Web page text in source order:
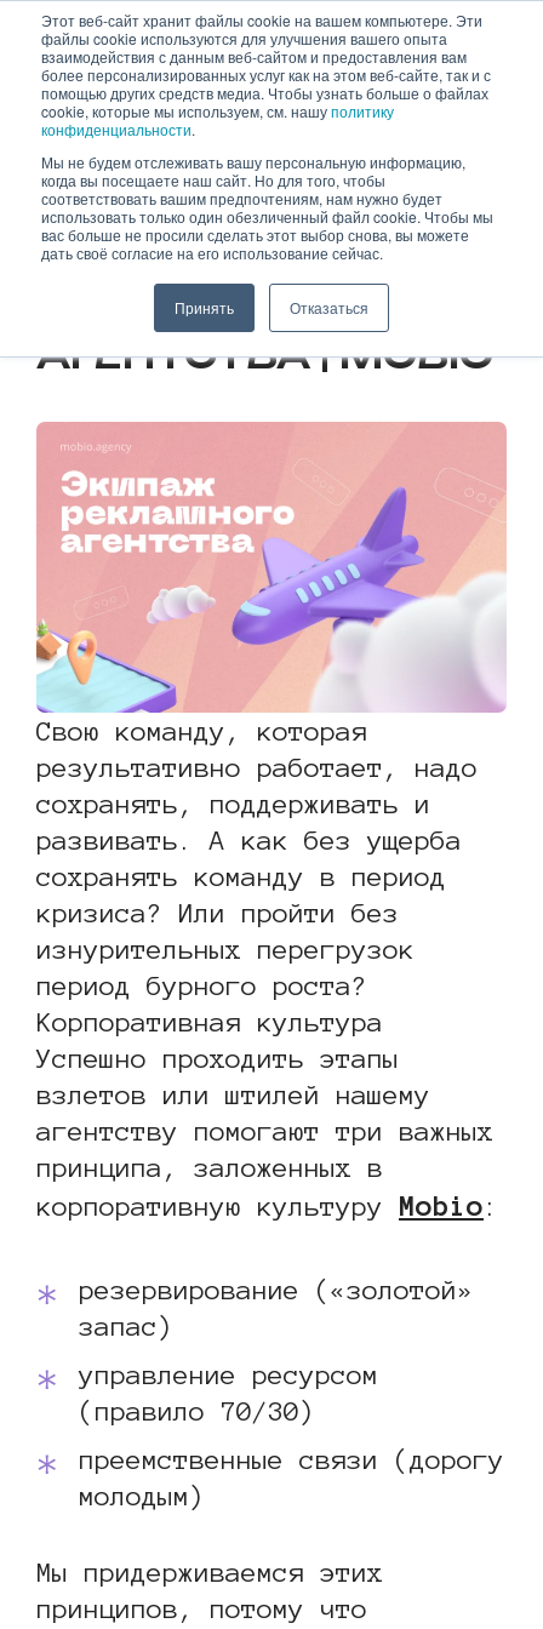
Этот веб-сайт хранит файлы cookie на вашем компьютере. Эти
файлы cookie используются для улучшения вашего опыта
взаимодействия с данным веб-сайтом и предоставления вам
более персонализированных услуг как на этом веб-сайте, так и с
помощью других средств медиа. Чтобы узнать больше о файлах
cookie, которые мы используем, см. нашуполитику
конфиденциальности.
Мы не будем отслеживать вашу персональную информацию,
когда вы посещаете наш сайт. Но для того, чтобы
соответствовать вашим предпочтениям, нам нужно будет
использовать только один обезличенный файл cookie. Чтобы мы
вас больше не просили сделать этот выбор снова, вы можете
дать своё согласие на его использование сейчас.
Принять Отказаться
Skip
content
27.09.2023
ЭКИПАЖ
РЕКЛАМНОГО
АГЕНТСТВА | MOBIO
Свою команду, которая
результативно работает, надо
сохранять, поддерживать и
развивать. А как без ущерба
сохранять команду в период
кризиса? Или пройти без
изнурительных перегрузок
период бурного роста?
Корпоративная культура
Успешно проходить этапы
взлетов или штилей нашему
агентству помогают три важных
принципа, заложенных в
корпоративную культуру Mobio :
резервирование («золотой»
запас)
управление ресурсом
(правило 70/30)
преемственные связи (дорогу
молодым)
Мы придерживаемся этих
принципов, потому что